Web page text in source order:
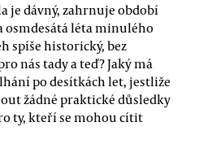
je dávný, zahrnuje období
osmdesátá léta minulého
spíše historický, bez
nás tady a teď? Jaký má
po desítkách let, jestliže
žádné praktické důsledky
ty, kteří se mohou cítit